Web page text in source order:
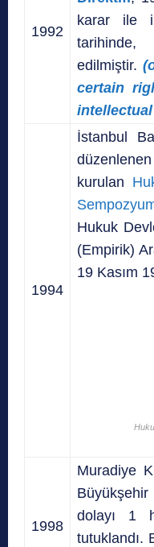
1992
karar ile
tarihinde,
edilmiştir.
certain
1994
İstanbul
kurulan
Hukuk
(Empirik)
19 Kasım
1998
Muradiye
Büyükşehir
dolayı 1
tutuklandı.